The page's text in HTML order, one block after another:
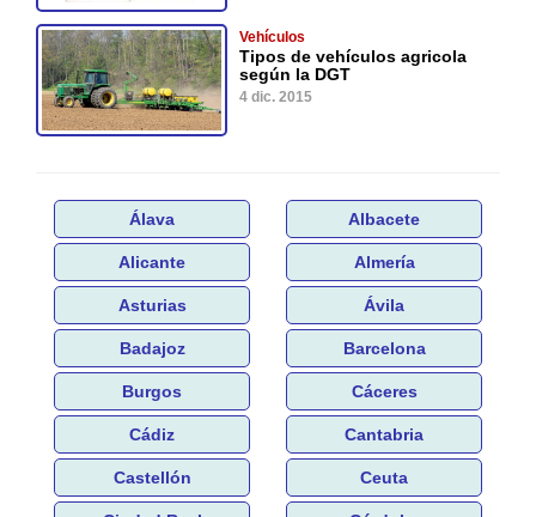
Vehículos
Tipos de vehículos agricola
según la DGT
4 dic. 2015
Álava Albacete
Alicante Almería
Asturias Ávila
Badajoz Barcelona
Burgos Cáceres
Cádiz Cantabria
Castellón Ceuta